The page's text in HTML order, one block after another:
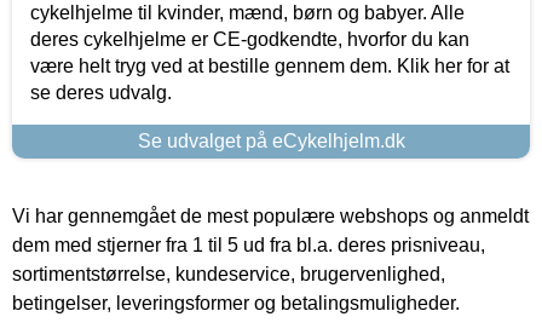
cykelhjelme til kvinder, mænd, børn og babyer. Alle
deres cykelhjelme er CE-godkendte, hvorfor du kan
være helt tryg ved at bestille gennem dem. Klik her for at
se deres udvalg.
Se udvalget på eCykelhjelm.dk
Vi har gennemgået de mest populære webshops og anmeldt
dem med stjerner fra 1 til 5 ud fra bl.a. deres prisniveau,
sortimentstørrelse, kundeservice, brugervenlighed,
betingelser, leveringsformer og betalingsmuligheder.